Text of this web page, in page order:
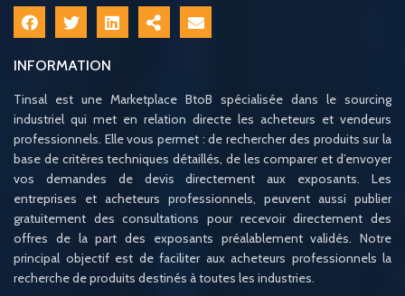
INFORMATION
Tinsal est une Marketplace BtoB spécialisée dans le sourcing
industriel qui met en relation directe les acheteurs et vendeurs
professionnels. Elle vous permet : de rechercher des produits sur la
base de critères techniques détaillés, de les comparer et d’envoyer
vos demandes de devis directement aux exposants. Les
entreprises et acheteurs professionnels, peuvent aussi publier
gratuitement des consultations pour recevoir directement des
offres de la part des exposants préalablement validés. Notre
principal objectif est de faciliter aux acheteurs professionnels la
recherche de produits destinés à toutes les industries.